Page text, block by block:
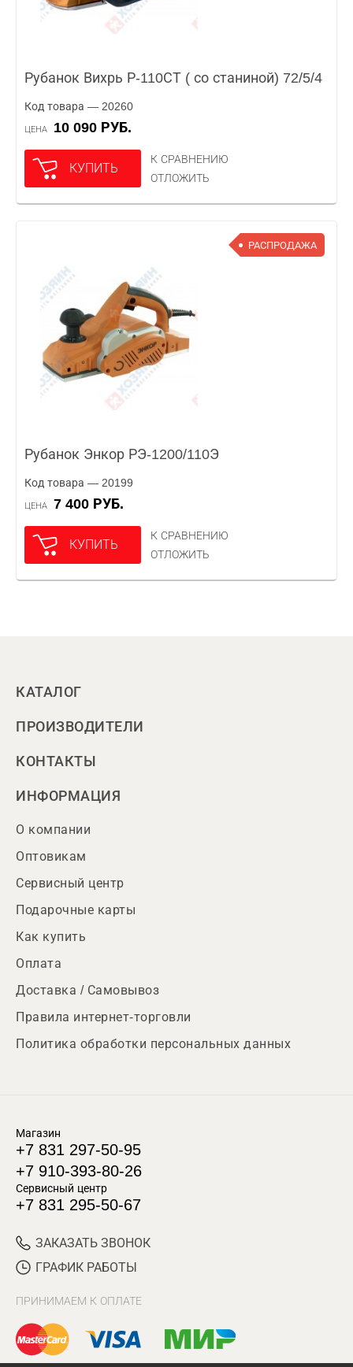
Рубанок Вихрь Р-110СТ ( со станиной) 72/5/4
Код товара — 20260
ЦЕНА 10 090 РУБ.
КУПИТЬ
К СРАВНЕНИЮ
ОТЛОЖИТЬ
РАСПРОДАЖА
Рубанок Энкор РЭ-1200/110Э
Код товара — 20199
ЦЕНА 7 400 РУБ.
КУПИТЬ
К СРАВНЕНИЮ
ОТЛОЖИТЬ
КАТАЛОГ
ПРОИЗВОДИТЕЛИ
КОНТАКТЫ
ИНФОРМАЦИЯ
О компании
Оптовикам
Сервисный центр
Подарочные карты
Как купить
Оплата
Доставка / Самовывоз
Правила интернет-торговли
Политика обработки персональных данных
Магазин
+7 831 297-50-95
+7 910-393-80-26
Сервисный центр
+7 831 295-50-67
ЗАКАЗАТЬ ЗВОНОК
ГРАФИК РАБОТЫ
ПРИНИМАЕМ К ОПЛАТЕ